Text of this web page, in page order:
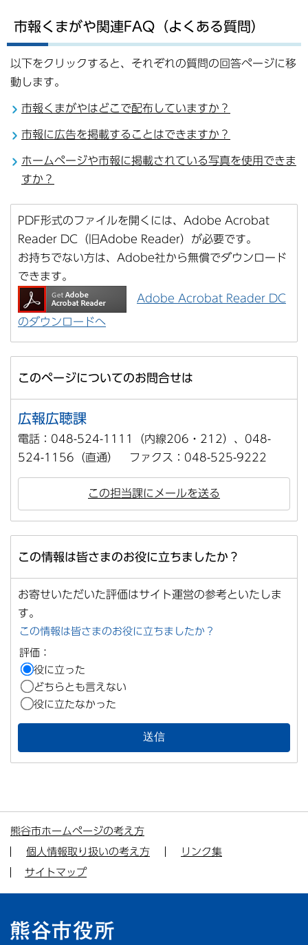
市報くまがや関連FAQ（よくある質問）
以下をクリックすると、それぞれの質問の回答ページに移
動します。
市報くまがやはどこで配布していますか？
市報に広告を掲載することはできますか？
ホームページや市報に掲載されている写真を使用できま
すか？
PDF形式のファイルを開くには、Adobe Acrobat
Reader DC（旧Adobe Reader）が必要です。
お持ちでない方は、Adobe社から無償でダウンロード
できます。
Adobe Acrobat Reader DC
のダウンロードへ
このページについてのお問合せは
広報広聴課
電話：048-524-1111（内線206・212）、048-
524-1156（直通） ファクス：048-525-9222
この担当課にメールを送る
この情報は皆さまのお役に立ちましたか？
お寄せいただいた評価はサイト運営の参考といたしま
す。
この情報は皆さまのお役に立ちましたか？
評価：
役に立った
どちらとも言えない
役に立たなかった
熊谷市ホームページの考え方
個人情報取り扱いの考え方
リンク集
サイトマップ